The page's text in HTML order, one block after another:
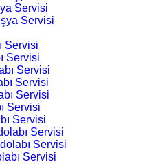
Servisi
Servisi
Servisi
Servisi
Servisi
Servisi
Servisi
Servisi
Servisi
Servisi
Servisi
Servisi